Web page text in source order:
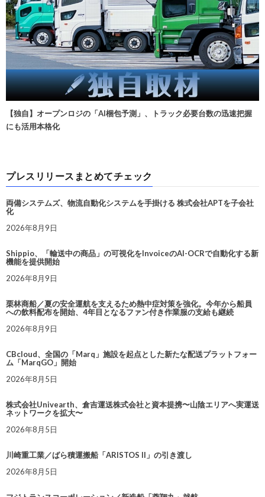
【独自】オープンロジの「AI梱包予測」、トラック必要台数の迅速把握
にも活用本格化
プレスリリースまとめてチェック
両備システムズ、物流自動化システムを手掛ける 株式会社APTを子会社
化
2026年8月9日
Shippio、「輸送中の商品」の可視化をInvoiceのAI-OCRで自動化する新
機能を提供開始
2026年8月9日
栗林商船／夏の安全運航を支えるため熱中症対策を強化。今年から船員
への飲料配布を開始、4年目となるファン付き作業服の支給も継続
2026年8月9日
CBcloud、全国の「Marq」施設を起点とした新たな配送プラットフォー
ム「MarqGO」開始
2026年8月5日
株式会社Univearth、倉吉運送株式会社と資本提携〜山陰エリアへ実運送
ネットワークを拡大〜
2026年8月5日
川崎重工業／ばら積運搬船「ARISTOS II」の引き渡し
2026年8月5日